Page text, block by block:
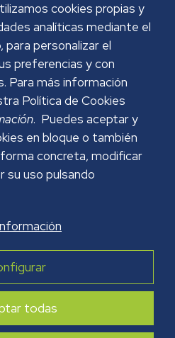
DE PRIVACIDAD
POLÍTICA DE SEGURIDAD
PAPREC. Todos los derechos
cookies propias y
analíticas mediante el
para personalizar el
preferencias y con
Para más información
Política de Cookies
. Puedes aceptar y
en bloque o también
concreta, modificar
su uso pulsando
todas